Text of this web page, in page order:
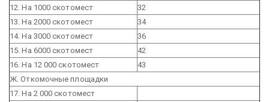
12. На 1000 скотомест
32
13. На 2000 скотомест
34
14. На 3000 скотомест
36
15. На 6000 скотомест
42
16. На 12 000 скотомест
43
Ж. Откомочные площадки
17. На 2 000 скотомест